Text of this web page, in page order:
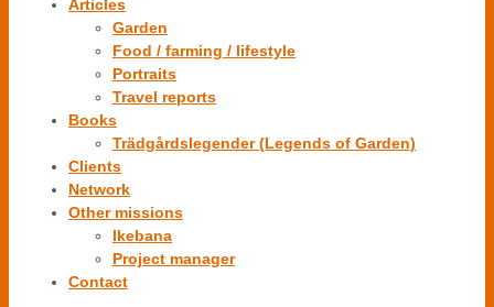
Articles
Garden
Food / farming / lifestyle
Portraits
Travel reports
Books
Trädgårdslegender (Legends of Garden)
Clients
Network
Other missions
Ikebana
Project manager
Contact